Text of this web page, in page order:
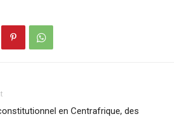
en Centrafrique, des